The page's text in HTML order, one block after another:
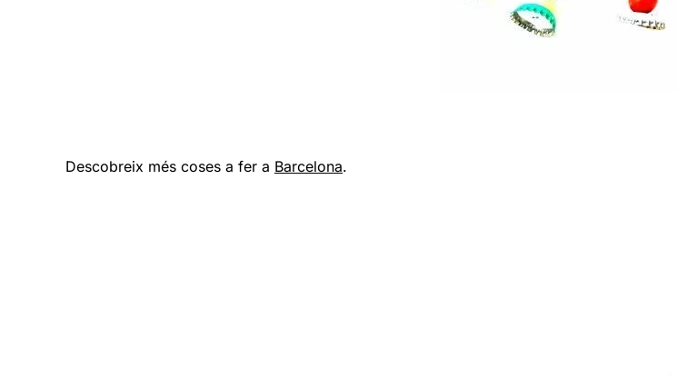
Descobreix més coses a fer a Barcelona.